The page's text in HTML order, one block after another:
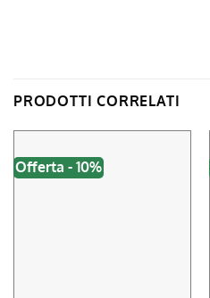
PRODOTTI CORRELATI
Offerta - 10%